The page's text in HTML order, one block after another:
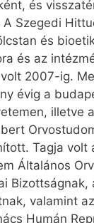
és
Szegedi
és
és az
2007-ig.
évig a
illetve
Tagja volt
Általános
Bizottságnak,
valamint
Humán